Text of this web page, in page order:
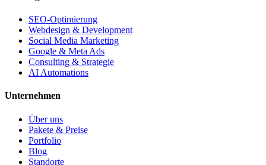
SEO-Optimierung
Webdesign & Development
Social Media Marketing
Google & Meta Ads
Consulting & Strategie
AI Automations
Unternehmen
Über uns
Pakete & Preise
Portfolio
Blog
Standorte